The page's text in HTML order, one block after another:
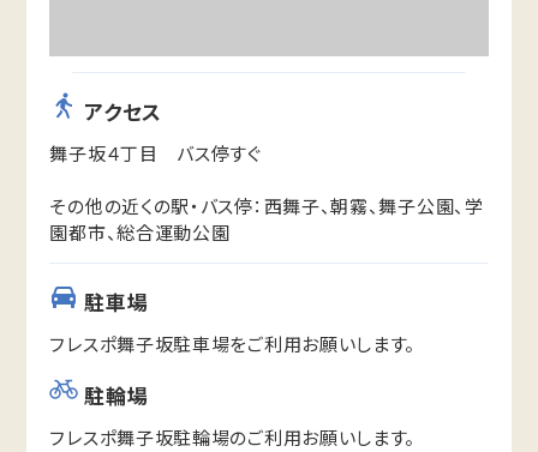
アクセス
舞子坂４丁目 バス停すぐ
その他の近くの駅・バス停：西舞子、朝霧、舞子公園、学
園都市、総合運動公園
駐車場
フレスポ舞子坂駐車場をご利用お願いします。
駐輪場
フレスポ舞子坂駐輪場のご利用お願いします。